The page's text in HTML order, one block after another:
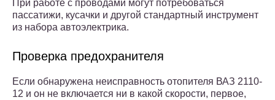
При работе с проводами могут потребоваться
пассатижи, кусачки и другой стандартный инструмент
из набора автоэлектрика.
Проверка предохранителя
Если обнаружена неисправность отопителя ВАЗ 2110-
12 и он не включается ни в какой скорости, первое,